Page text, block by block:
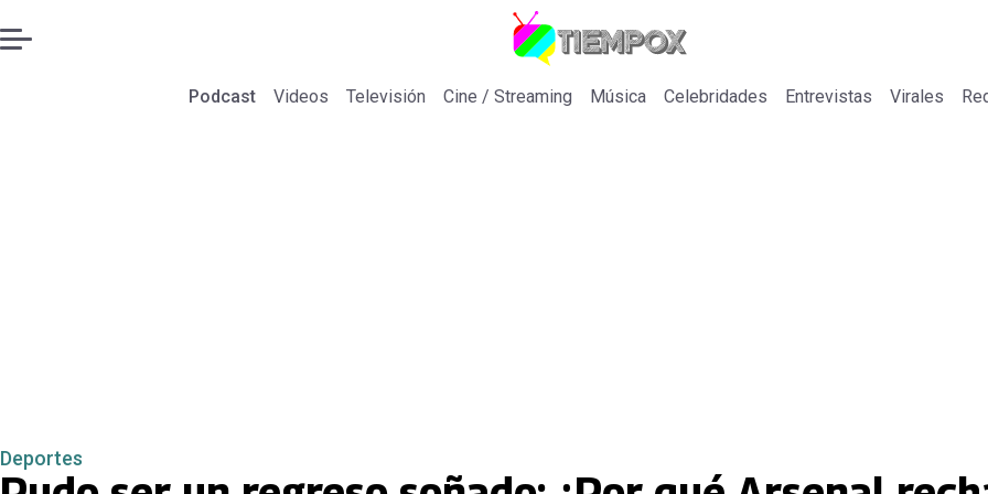
Podcast Videos Televisión Cine / Streaming Música Celebridades Entrevistas Virales
Deportes